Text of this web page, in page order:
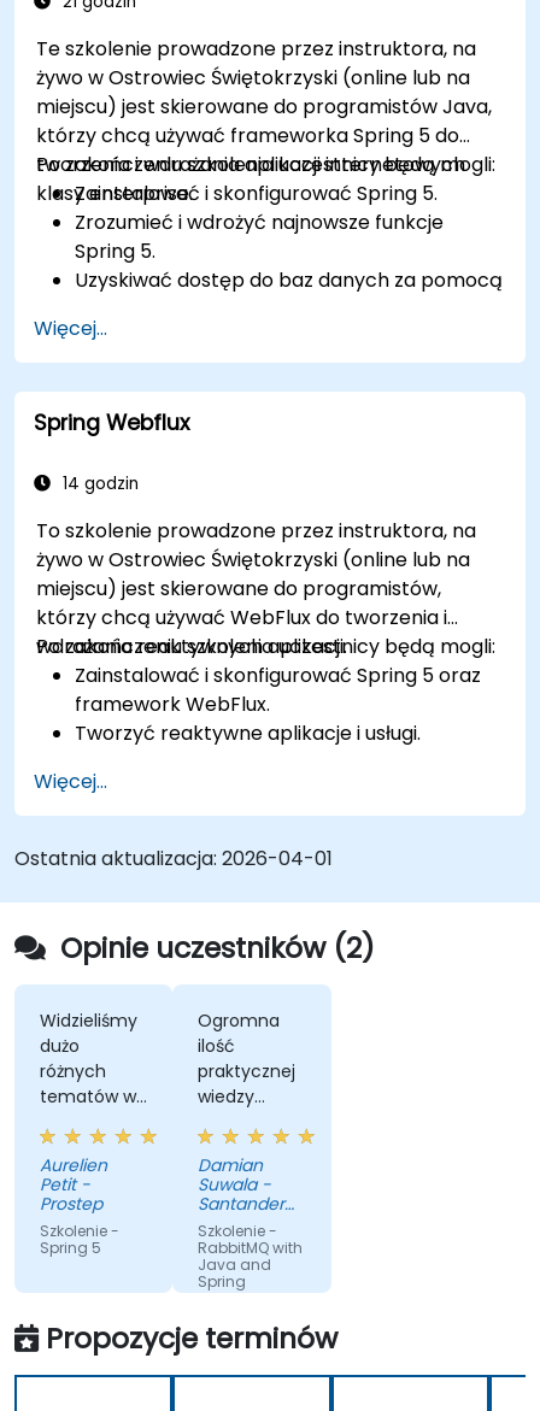
Te szkolenie prowadzone przez instruktora, na
żywo w Ostrowiec Świętokrzyski (online lub na
miejscu) jest skierowane do programistów Java,
którzy chcą używać frameworka Spring 5 do
tworzenia i wdrażania aplikacji internetowych
klasy enterprise.
Po zakończeniu szkolenia uczestnicy będą mogli:
Zainstalować i skonfigurować Spring 5.
Zrozumieć i wdrożyć najnowsze funkcje
Spring 5.
Uzyskiwać dostęp do baz danych za pomocą
Używać nowego reaktywnego frameworka
internetowego, WebFlow, aby uczynić
aplikację reaktywną.
Integrować aplikację Spring z istniejącymi
Testować i wdrażać aplikację Spring klasy
Więcej...
Spring Webflux
14 godzin
To szkolenie prowadzone przez instruktora, na
żywo w Ostrowiec Świętokrzyski (online lub na
miejscu) jest skierowane do programistów,
którzy chcą używać WebFlux do tworzenia i
wdrażania reaktywnych aplikacji.
Po zakończeniu szkolenia uczestnicy będą mogli:
Zainstalować i skonfigurować Spring 5 oraz
framework WebFlux.
Tworzyć reaktywne aplikacje i usługi.
Więcej...
Ostatnia aktualizacja: 2026-04-01
Opinie uczestników (2)
Widzieliśmy
dużo
różnych
tematów w
krótkim
czasie
Aurelien
Petit -
Prostep
Szkolenie -
Spring 5
Ogromna
ilość
praktycznej
wiedzy
przekazanej
również w
praktycznej
formie.
Podobało mi
się, że trener
jest
praktykiem
więc
omawianie
poszczególnych
Damian
Suwala -
Santander
Bank Polska
S.A.
Szkolenie -
RabbitMQ with
Java and
Spring
Propozycje terminów